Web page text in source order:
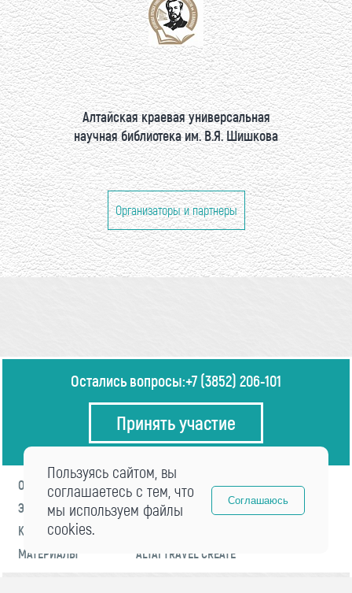
Алтайская краевая универсальная
научная библиотека им. В.Я. Шишкова
Организаторы и партнеры
Остались вопросы:+7 (3852) 206-101
Принять участие
О ФОРУМЕ
ПРОГРАММА
ЭКСПЕРТЫ
НОВОСТИ
КОНТАКТЫ
МАТЕРИАЛЫ
ALTAI TRAVEL CREATE
Пользуясь сайтом, вы
соглашаетесь с тем, что
мы используем файлы
cookies.
Соглашаюсь